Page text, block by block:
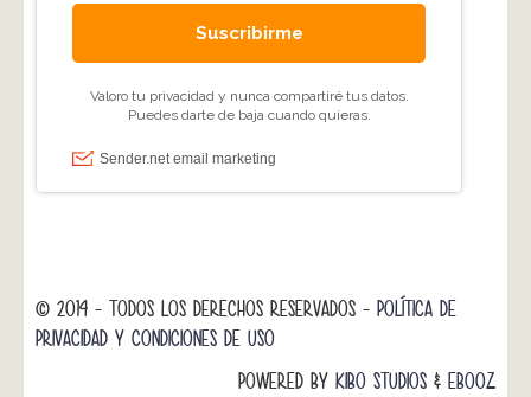
© 2014 - TODOS LOS DERECHOS RESERVADOS - POLÍTICA DE
PRIVACIDAD Y CONDICIONES DE USO
POWERED BY KIBO STUDIOS & EBOOZ